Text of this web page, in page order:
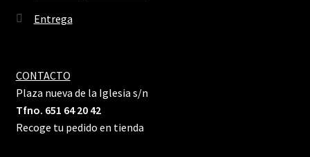
Entrega
CONTACTO
Plaza nueva de la Iglesia s/n
Tfno. 651 64 20 42
Recoge tu pedido en tienda